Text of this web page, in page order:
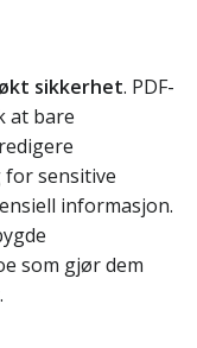
økt sikkerhet. PDF-
at bare
sensitive
informasjon.
som gjør dem